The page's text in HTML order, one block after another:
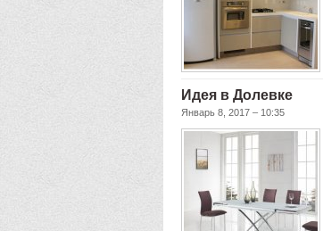
Идея в Долевке
Январь 8, 2017 – 10:35